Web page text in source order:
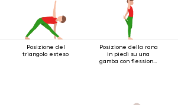
Posizione del
triangolo esteso
Posizione della rana
in piedi su una
gamba con flessione